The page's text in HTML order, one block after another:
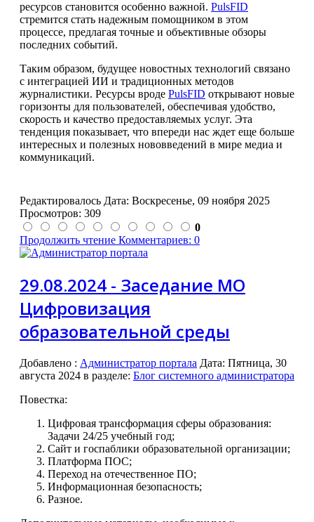
ресурсов становится особенно важной. PulsFID
стремится стать надежным помощником в этом
процессе, предлагая точные и объективные обзоры
последних событий.
Таким образом, будущее новостных технологий связано
с интеграцией ИИ и традиционных методов
журналистики. Ресурсы вроде PulsFID открывают новые
горизонты для пользователей, обеспечивая удобство,
скорость и качество предоставляемых услуг. Эта
тенденция показывает, что впереди нас ждет еще больше
интересных и полезных нововведений в мире медиа и
коммуникаций.
Редактировалось Дата: Воскресенье, 09 ноября 2025
Просмотров: 309
0
Продолжить чтение Комментариев: 0
29.08.2024 - Заседание МО
Цифровизация
образовательной среды
Добавлено : Администратор портала Дата: Пятница, 30
августа 2024 в разделе: Блог системного администратора
Повестка:
Цифровая трансформация сферы образования:
Задачи 24/25 учебный год;
Сайт и госпаблики образовательной организации;
Платформа ПОС;
Переход на отечественное ПО;
Информационная безопасность;
Разное.